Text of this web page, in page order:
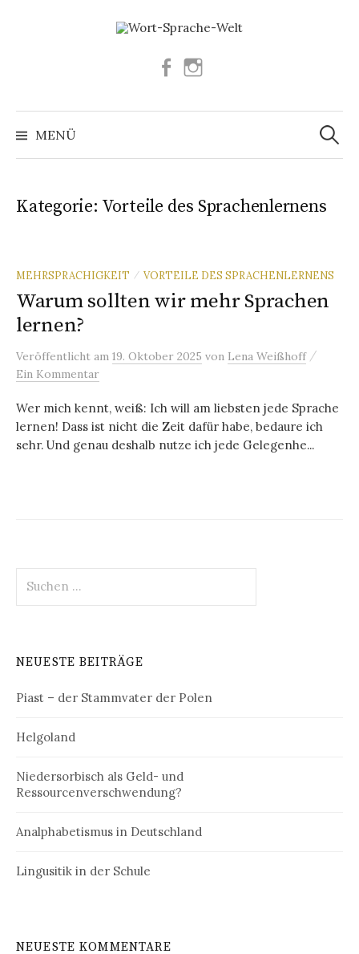
Facebook
MENÜ
Suchen
nach:
Kategorie: Vorteile des Sprachenlernens
MEHRSPRACHIGKEIT / VORTEILE DES SPRACHENLERNENS
Warum sollten wir mehr Sprachen
lernen?
Veröffentlicht am 19. Oktober 2025 von Lena Weißhoff /
Ein Kommentar
Wer mich kennt, weiß: Ich will am liebsten jede Sprache
lernen! Dass ist nicht die Zeit dafür habe, bedaure ich
sehr. Und genau deshalb nutze ich jede Gelegenhe...
nach:
NEUESTE BEITRÄGE
Piast – der Stammvater der Polen
Helgoland
Niedersorbisch als Geld- und
Ressourcenverschwendung?
Analphabetismus in Deutschland
Lingusitik in der Schule
NEUESTE KOMMENTARE